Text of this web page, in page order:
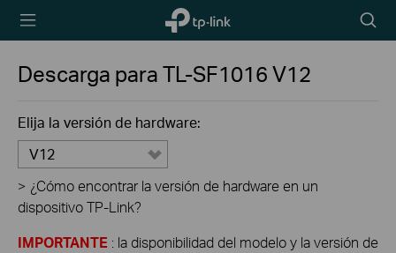
TP-Link,
Reliably
icon
Descarga paraTL-SF1016V12
Elija la versión de hardware:
V12
> ¿Cómo encontrar la versión de hardware en un
dispositivo TP-Link?
IMPORTANTE : la disponibilidad del modelo y la versión de